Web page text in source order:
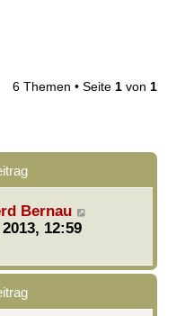
6 Themen • Seite 1von 1
Bernau
12:59